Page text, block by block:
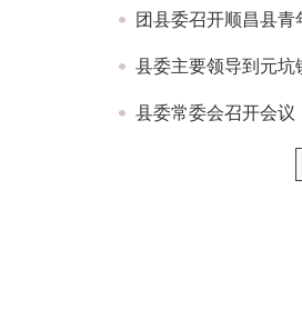
团县委召开顺昌县
县委主要领导到元坑
县委常委会召开会议